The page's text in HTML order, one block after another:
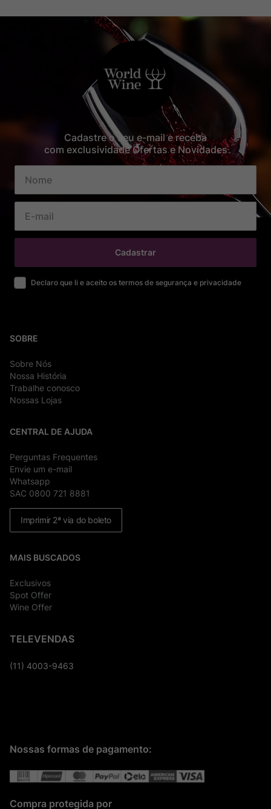
Cadastre o seu e-mail e receba
com exclusividade Ofertas e Novidades
Cadastrar
Declaro que li e aceito os termos de segurança e privacidade
SOBRE
Sobre Nós
Nossa História
Trabalhe conosco
Nossas Lojas
CENTRAL DE AJUDA
Perguntas Frequentes
Envie um e-mail
Whatsapp
SAC 0800 721 8881
Imprimir 2ª via do boleto
MAIS BUSCADOS
Exclusivos
Spot Offer
Wine Offer
TELEVENDAS
(11) 4003-9463
Nossas formas de pagamento:
Compra protegida por